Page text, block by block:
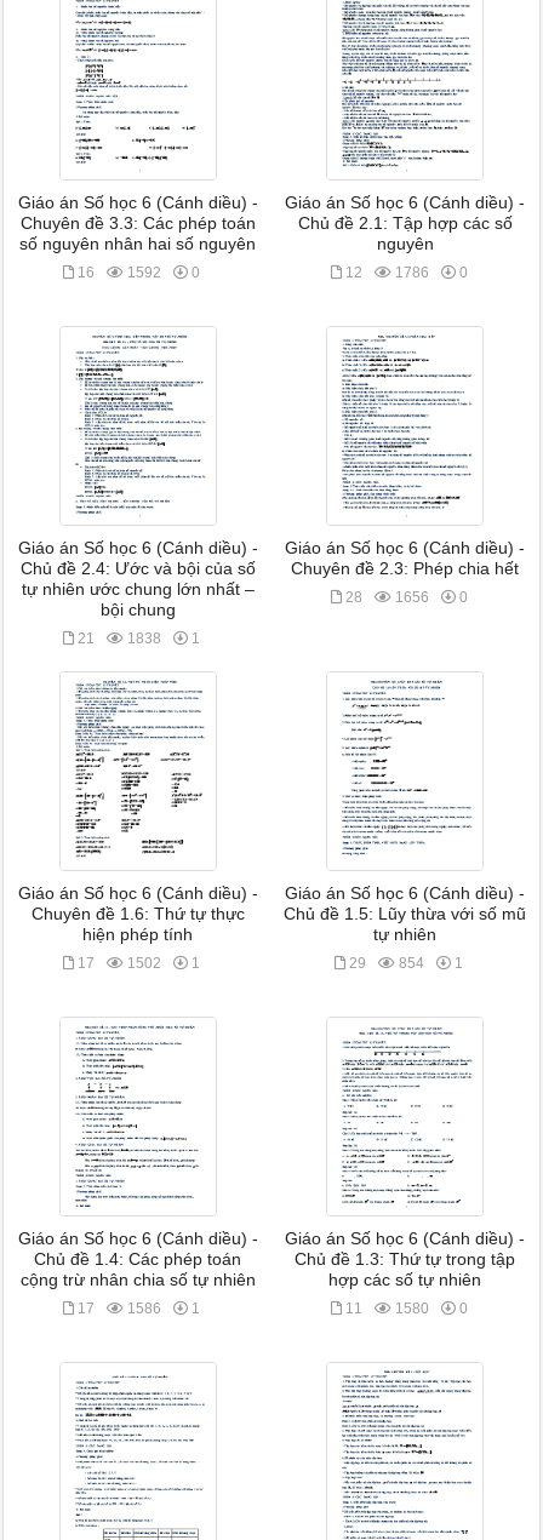
Giáo án Số học 6 (Cánh diều) -
Chuyên đề 3.3: Các phép toán
số nguyên nhân hai số nguyên
16 1592 0
Giáo án Số học 6 (Cánh diều) -
Chủ đề 2.1: Tập hợp các số
nguyên
12 1786 0
Giáo án Số học 6 (Cánh diều) -
Chủ đề 2.4: Ước và bội của số
tự nhiên ước chung lớn nhất –
bội chung
21 1838 1
Giáo án Số học 6 (Cánh diều) -
Chuyên đề 2.3: Phép chia hết
28 1656 0
Giáo án Số học 6 (Cánh diều) -
Chuyên đề 1.6: Thứ tự thực
hiện phép tính
17 1502 1
Giáo án Số học 6 (Cánh diều) -
Chủ đề 1.5: Lũy thừa với số mũ
tự nhiên
29 854 1
Giáo án Số học 6 (Cánh diều) -
Chủ đề 1.4: Các phép toán
cộng trừ nhân chia số tự nhiên
17 1586 1
Giáo án Số học 6 (Cánh diều) -
Chủ đề 1.3: Thứ tự trong tập
hợp các số tự nhiên
11 1580 0